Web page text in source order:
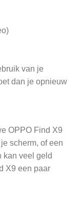
van je
dan je opnieuw
OPPO Find X9
scherm, of een
kan veel geld
X9 een paar